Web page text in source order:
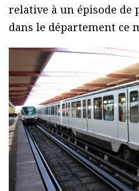
relative à un épisode de
dans le département ce